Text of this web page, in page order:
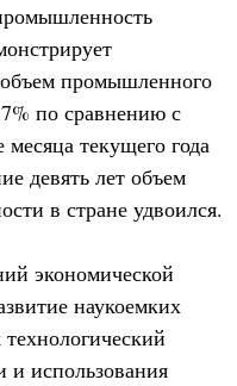
промышленного
по сравнению с
текущего года
девять лет объем
в стране удвоился.
экономической
наукоемких
и использования